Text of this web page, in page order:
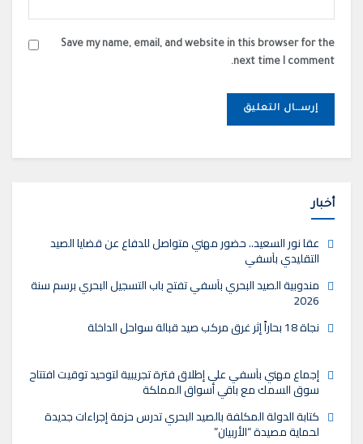
Save my name, email, and website in this browser for the
next time I comment.
أخبار
عقا نور السعيد.. حضور مهني متواصل للدفاع عن قضايا الصيد
التقليدي بآسفي
مندوبية الصيد البحري بآسفي تفتح باب التسجيل البحري برسم سنة
2026
نجاة 18 بحاراً إثر غرق مركب صيد قبالة سواحل الداخلة
إجماع مهني بآسفي على إطلاق فترة تجريبية لتوحيد توقيت افتتاح
سوق السمك مع باقي أسواق المملكة
كتابة الدولة المكلفة بالصيد البحري تدرس حزمة إجراءات جديدة
لحماية مصيدة “الأربيان”